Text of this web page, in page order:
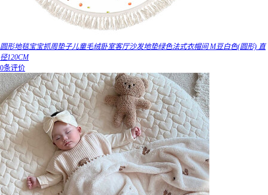
圆形地毯宝宝抓周垫子儿童毛绒卧室客厅沙发地垫绿色法式衣帽间 M豆白色(圆形) 直
径120CM
0条评价